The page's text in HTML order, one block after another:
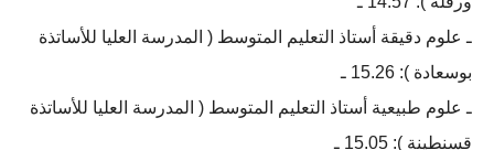
ـ علوم دقيقة أستاذ التعليم المتوسط ( المدرسة العليا للأساتذة
بوسعادة ): 15.26 ـ
ـ علوم طبيعية أستاذ التعليم المتوسط ( المدرسة العليا للأساتذة
قسنطينة ): 15.05 ـ